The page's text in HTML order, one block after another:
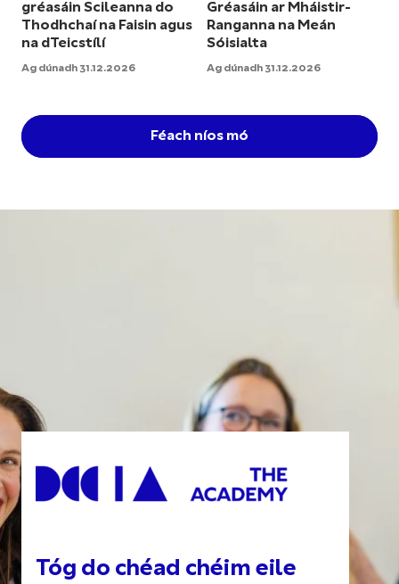
gréasáin Scileanna do
Thodhchaí na Faisin agus
na dTeicstílí
Ag dúnadh 31.12.2026
Gréasáin ar Mháistir-
Ranganna na Meán
Sóisialta
Ag dúnadh 31.12.2026
Féach níos mó
Tóg do chéad chéim eile